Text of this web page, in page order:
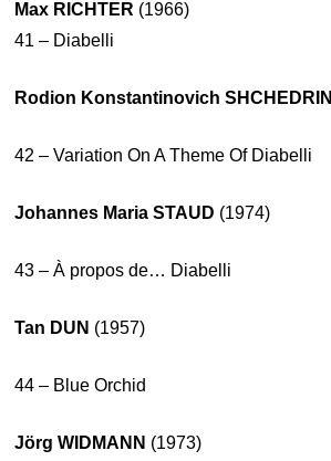
Max RICHTER (1966)
41 – Diabelli
Rodion Konstantinovich SHCHEDRIN
42 – Variation On A Theme Of Diabelli
Johannes Maria STAUD (1974)
43 – À propos de… Diabelli
Tan DUN (1957)
44 – Blue Orchid
Jörg WIDMANN (1973)